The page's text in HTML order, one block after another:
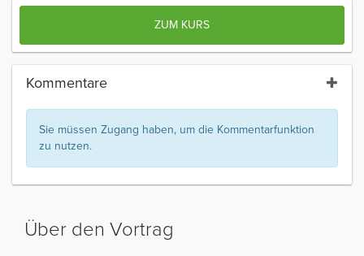
ZUM KURS
Kommentare
Sie müssen Zugang haben, um die Kommentarfunktion
zu nutzen.
Über den Vortrag